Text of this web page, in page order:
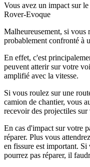
Vous avez un impact sur
Rover-Evoque
Malheureusement, si vous
probablement confronté à
En effet, c'est
peuvent atterir sur votre
amplifié avec la vitesse.
Si vous roulez sur une
camion de chantier, vous
recevoir des projectiles sur
En cas d'impact sur votre
réparer. Plus vous
en fissure est important. Si
pourrez pas réparer, il